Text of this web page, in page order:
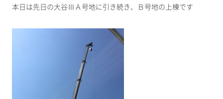
本日は先日の大谷ⅢＡ号地に引き続き、Ｂ号地の上棟です